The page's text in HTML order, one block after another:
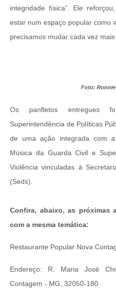
integridade física”. Ele
estar num espaço popular como
precisamos mudar cada vez
Foto: Ronnie
Os panfletos entregues
Superintendência de Políticas
de uma ação integrada com
Música da Guarda Civil e
Violência vinculadas à
(Seds).
Confira, abaixo, as próximas
com a mesma temática:
Restaurante Popular Nova
Endereço: R. Maria José
Contagem - MG, 32050-180